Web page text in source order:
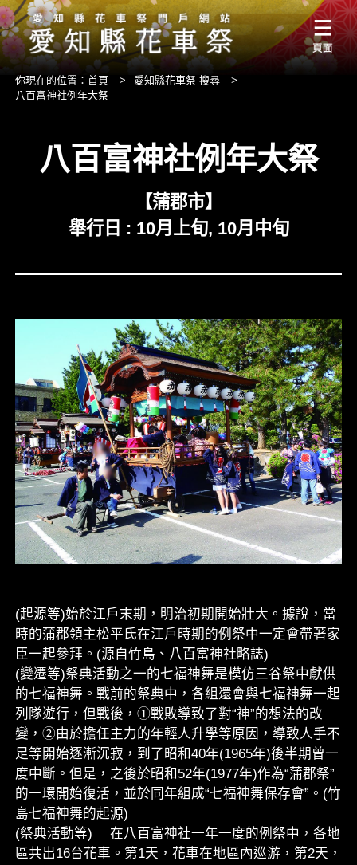
你現在的位置： 首頁 > 愛知縣花車祭 搜尋
>
八百富神社例年大祭
八百富神社例年大祭
【蒲郡市】
舉行日 : 10月上旬, 10月中旬
(起源等)始於江戶末期，明治初期開始壯大。據說，當
時的蒲郡領主松平氏在江戶時期的例祭中一定會帶著家
臣一起參拜。(源自竹島、八百富神社略誌)
(變遷等)祭典活動之一的七福神舞是模仿三谷祭中獻供
的七福神舞。戰前的祭典中，各組還會與七福神舞一起
列隊遊行，但戰後，①戰敗導致了對“神”的想法的改
變，②由於擔任主力的年輕人升學等原因，導致人手不
足等開始逐漸沉寂，到了昭和40年(1965年)後半期曾一
度中斷。但是，之後於昭和52年(1977年)作為“蒲郡祭”
的一環開始復活，並於同年組成“七福神舞保存會”。(竹
島七福神舞的起源)
(祭典活動等) 在八百富神社一年一度的例祭中，各地
區共出16台花車。第1天，花車在地區內巡游，第2天，